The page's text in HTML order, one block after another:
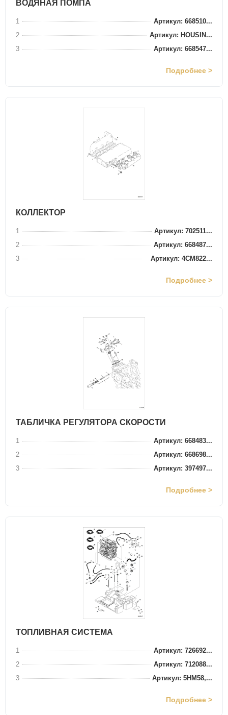
ВОДЯНАЯ ПОМПА
1
Артикул: 668510...
2
Артикул: HOUSIN...
3
Артикул: 668547...
Подробнее >
КОЛЛЕКТОР
1
Артикул: 702511...
2
Артикул: 668487...
3
Артикул: 4CM822...
Подробнее >
ТАБЛИЧКА РЕГУЛЯТОРА СКОРОСТИ
1
Артикул: 668483...
2
Артикул: 668698...
3
Артикул: 397497...
Подробнее >
ТОПЛИВНАЯ СИСТЕМА
1
Артикул: 726692...
2
Артикул: 712088...
3
Артикул: 5HM58,...
Подробнее >